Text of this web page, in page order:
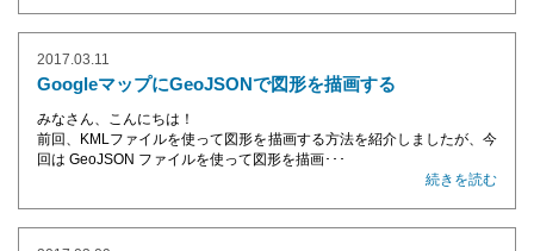
2017.03.11
GoogleマップにGeoJSONで図形を描画する
みなさん、こんにちは！
前回、KMLファイルを使って図形を描画する方法を紹介しましたが、今
回は GeoJSON ファイルを使って図形を描画･･･
続きを読む